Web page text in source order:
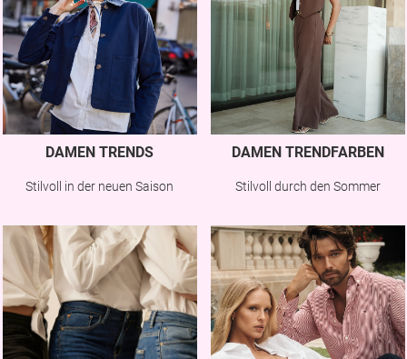
DAMEN TRENDS
Stilvoll in der neuen Saison
DAMEN TRENDFARBEN
Stilvoll durch den Sommer